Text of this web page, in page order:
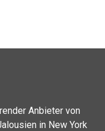
Anbieter von
in New York